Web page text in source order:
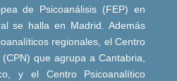
de Psicoanálisis (FEP) en
se halla en Madrid. Además
regionales, el Centro
que agrupa a Cantabria,
y el Centro Psicoanalítico